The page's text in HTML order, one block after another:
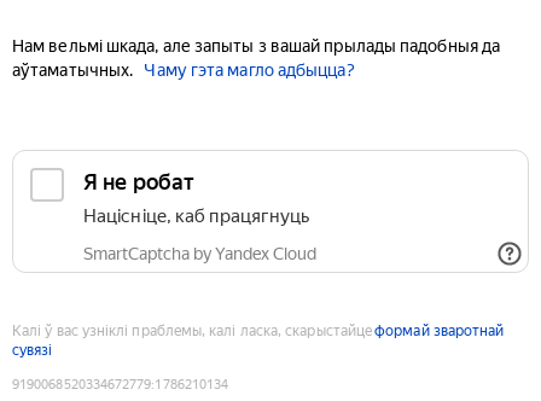
Нам вельмі шкада, але запыты з вашай прылады падобныя да
аўтаматычных.
Чаму гэта магло адбыцца?
Я не робат
Націсніце, каб працягнуць
SmartCaptcha by Yandex Cloud
Калі ў вас узніклі праблемы, калі ласка, скарыстайцеформай зваротнай
сувязі
9190068520334672779:1786210134